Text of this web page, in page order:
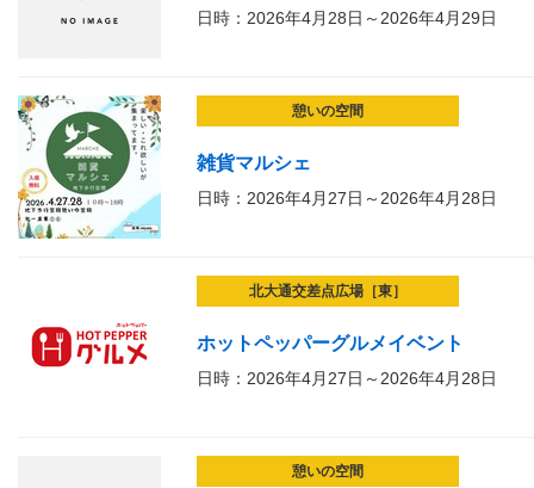
日時：2026年4月28日～2026年4月29日
憩いの空間
雑貨マルシェ
日時：2026年4月27日～2026年4月28日
北大通交差点広場［東］
ホットペッパーグルメイベント
日時：2026年4月27日～2026年4月28日
憩いの空間